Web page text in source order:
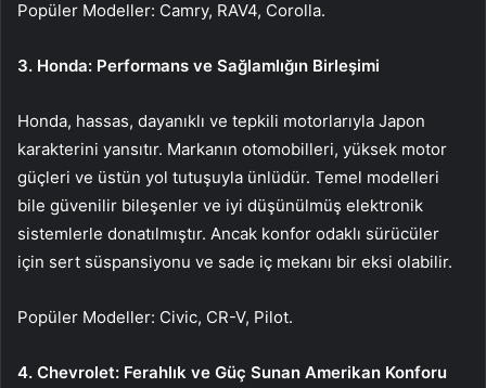
Popüler Modeller: Camry, RAV4, Corolla.
3. Honda: Performans ve Sağlamlığın Birleşimi
Honda, hassas, dayanıklı ve tepkili motorlarıyla Japon
karakterini yansıtır. Markanın otomobilleri, yüksek motor
güçleri ve üstün yol tutuşuyla ünlüdür. Temel modelleri
bile güvenilir bileşenler ve iyi düşünülmüş elektronik
sistemlerle donatılmıştır. Ancak konfor odaklı sürücüler
için sert süspansiyonu ve sade iç mekanı bir eksi olabilir.
Popüler Modeller: Civic, CR-V, Pilot.
4. Chevrolet: Ferahlık ve Güç Sunan Amerikan Konforu